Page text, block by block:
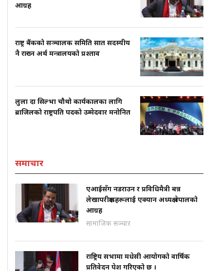
आग्रह
राष्ट्र बैंकको सञ्चालक समिति सात सदस्यीय
नै राख्न अर्थ मन्त्रालयको प्रश्ताव
लुला दा सिल्भा चौथो कार्यकालका लागि
ब्राजिलको राष्ट्रपति पदको उम्मेदवार मनोनित
समाचार
एआईसँग नडराउन र प्रविधिमैत्री बन्न
लेखापरीक्षकहरूलाई एक्यान अध्यक्ष नेपालको
आग्रह
सामाजिक सञ्चार
राष्ट्रिय सभामा मधेसी आयोगको वार्षिक
प्रतिवेदन पेश गरिएको छ ।